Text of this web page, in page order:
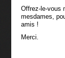
Offrez-le-vous
mesdames,
amis !
Merci.